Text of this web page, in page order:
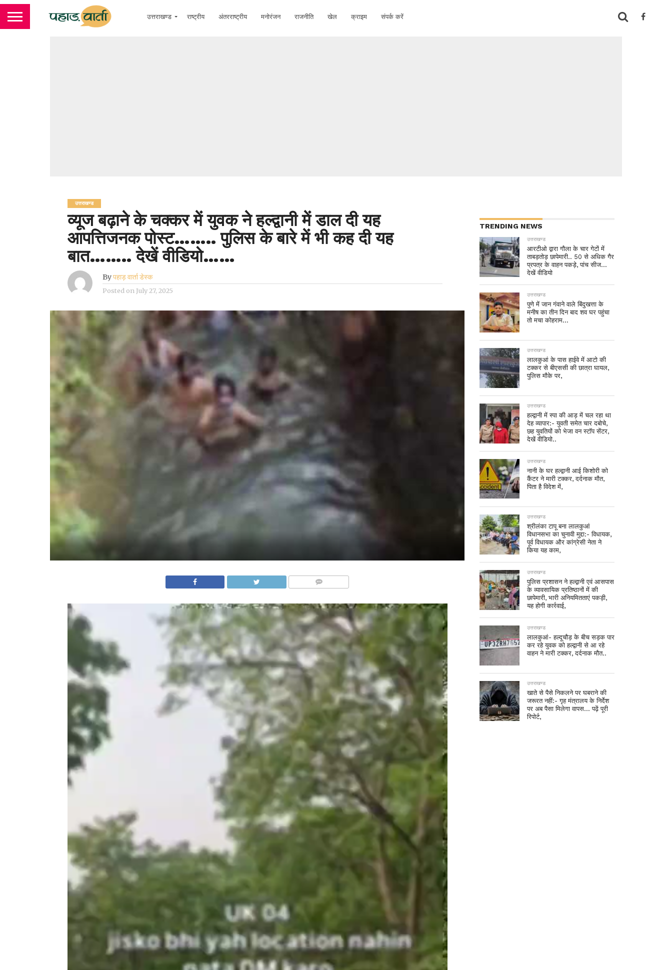
उत्तराखण्ड राष्ट्रीय अंतरराष्ट्रीय मनोरंजन राजनीति खेल क्राइम संपर्क करें
उत्तराखण्ड
व्यूज बढ़ाने के चक्कर में युवक ने हल्द्वानी में डाल दी यह
आपत्तिजनक पोस्ट…….. पुलिस के बारे में भी कह दी यह
बात…….. देखें वीडियो……
Byपहाड़ वार्ता डेस्क
Posted on July 27, 2025
TRENDING NEWS
उत्तराखण्ड
आरटीओ द्वारा गौला के चार गेटों में
ताबड़तोड़ छापेमारी.. 50 से अधिक गैर
प्रपत्र के वाहन पकड़े, पांच सीज…
देखें वीडियो
उत्तराखण्ड
पुणे में जान गंवाने वाले बिंदुखत्ता के
मनीष का तीन दिन बाद शव घर पहुंचा
तो मचा कोहराम…
उत्तराखण्ड
लालकुआं के पास हाईवे में आटो की
टक्कर से बीएससी की छात्रा घायल,
पुलिस मौके पर,
उत्तराखण्ड
हल्द्वानी में स्पा की आड़ में चल रहा था
देह व्यापार:- युवती समेत चार दबोचे,
छह युवतियों को भेजा वन स्टॉप सेंटर,
देखें वीडियो..
उत्तराखण्ड
नानी के घर हल्द्वानी आई किशोरी को
कैंटर ने मारी टक्कर, दर्दनाक मौत,
पिता है विदेश में,
उत्तराखण्ड
श्रीलंका टापू बना लालकुआं
विधानसभा का चुनावी मुद्दा:- विधायक,
पूर्व विधायक और कांग्रेसी नेता ने
किया यह काम,
उत्तराखण्ड
पुलिस प्रशासन ने हल्द्वानी एवं आसपास
के व्यावसायिक प्रतिष्ठानों में की
छापेमारी, भारी अनियमितताएं पकड़ी,
यह होगी कार्रवाई,
उत्तराखण्ड
लालकुआं- हल्दूचौड़ के बीच सड़क पार
कर रहे युवक को हल्द्वानी से आ रहे
वाहन ने मारी टक्कर, दर्दनाक मौत..
उत्तराखण्ड
खाते से पैसे निकलने पर घबराने की
जरूरत नहीं:- गृह मंत्रालय के निर्देश
पर अब पैसा मिलेगा वापस… पढ़ें पूरी
रिपोर्ट,